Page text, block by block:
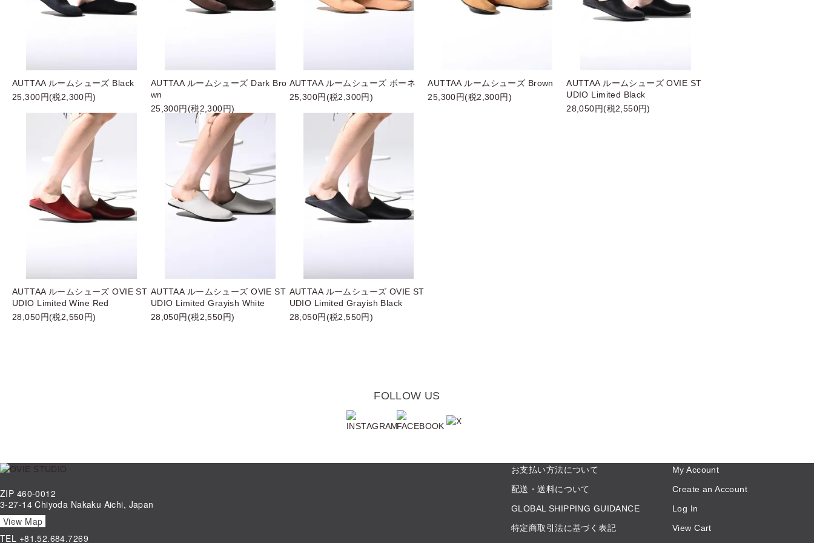
AUTTAA ルームシューズ Black
25,300円(税2,300円)
AUTTAA ルームシューズ Dark Bro
wn
25,300円(税2,300円)
AUTTAA ルームシューズ ボーネ
25,300円(税2,300円)
AUTTAA ルームシューズ Brown
25,300円(税2,300円)
AUTTAA ルームシューズ OVIE ST
UDIO Limited Black
28,050円(税2,550円)
AUTTAA ルームシューズ OVIE ST
UDIO Limited Wine Red
28,050円(税2,550円)
AUTTAA ルームシューズ OVIE ST
UDIO Limited Grayish White
28,050円(税2,550円)
AUTTAA ルームシューズ OVIE ST
UDIO Limited Grayish Black
28,050円(税2,550円)
FOLLOW US
ZIP 460-0012
3-27-14 Chiyoda Nakaku Aichi, Japan
View Map
TEL +81.52.684.7269
お支払い方法について
配送・送料について
GLOBAL SHIPPING GUIDANCE
特定商取引法に基づく表記
My Account
Create an Account
Log In
View Cart